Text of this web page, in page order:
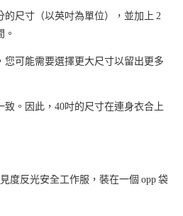
尺寸（以英吋為單位），並加上 2
可能需要選擇更大尺寸以留出更多
。因此，40吋的尺寸在連身衣合上
度反光安全工作服，裝在一個 opp 袋